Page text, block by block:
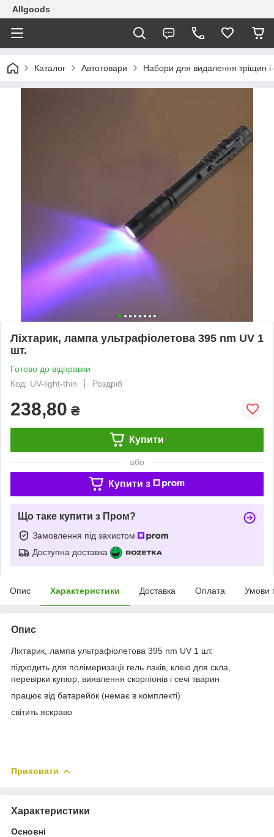
Allgoods
Каталог Автотовари Набори для видалення тріщин і
Ліхтарик, лампа ультрафіолетова 395 nm UV 1
шт.
Готово до відправки
Код: UV-light-thin
Роздріб
238,80 ₴
Купити
або
Купити з
Що таке купити з Пром?
Замовлення під захистом
Доступна доставка
Опис Характеристики Доставка Оплата Умови
Опис
Ліхтарик, лампа ультрафіолетова 395 nm UV 1 шт.
підходить для полімеризації гель лаків, клею для скла,
перевірки купюр, виявлення скорпіонів і сечі тварин
працює від батарейок (немає в комплекті)
світить яскраво
Приховати
Характеристики
Основні